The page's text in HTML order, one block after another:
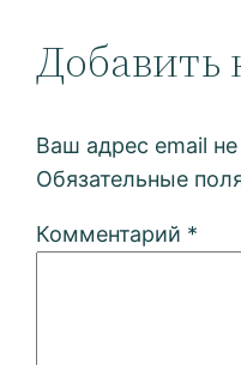
Добавить
Ваш адрес email
Обязательные
Комментарий *